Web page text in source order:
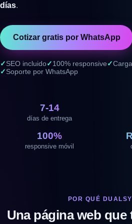
días.
Cotizar gratis por WhatsApp
SEO incluido 100% responsive
Soporte por WhatsApp
7-14
días de entrega
100%
responsive móvil
POR QUÉ
Una página web que